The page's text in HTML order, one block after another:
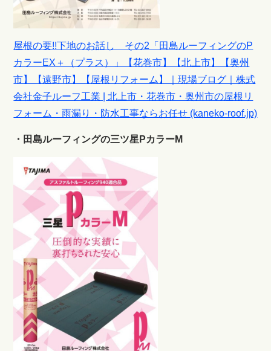
屋根の要!!下地のお話し その2「田島ルーフィングのP
カラーEX＋（プラス）」【花巻市】【北上市】【奥州
市】【遠野市】【屋根リフォーム】｜現場ブログ｜株式
会社金子ルーフ工業 | 北上市・花巻市・奥州市の屋根リ
フォーム・雨漏り・防水工事ならお任せ (kaneko-roof.jp)
・田島ルーフィングの三ツ星PカラーM